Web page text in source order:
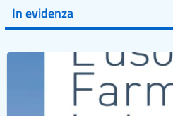
In evidenza